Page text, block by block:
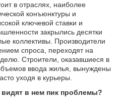
в отраслях, наиболее
конъюнктуры и
ключевой ставки и
закрылись десятки
коллективы. Производители
спроса, переходят на
Строители, оказавшиеся в
ввода жилья, вынуждены
уходя в курьеры.
видят в нем пик проблемы?